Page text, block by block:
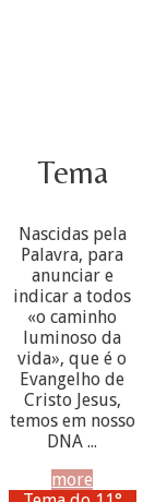
Tema
Nascidas pela
Palavra, para
anunciar e
indicar a todos
«o caminho
luminoso da
vida», que é o
Evangelho de
Cristo Jesus,
temos em nosso
DNA ...
more